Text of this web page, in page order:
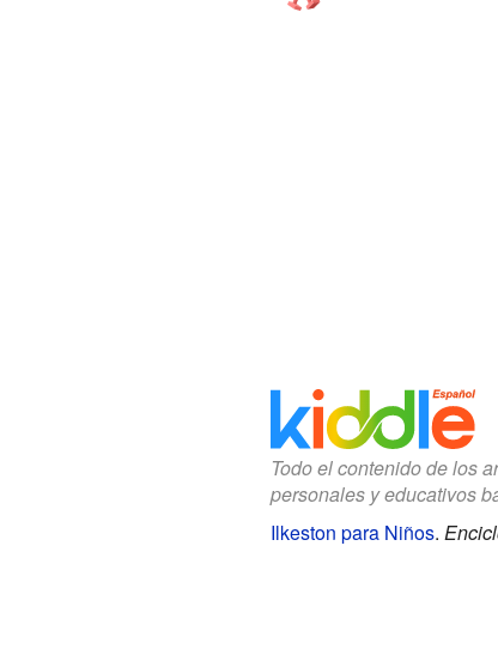
Todo el contenido de los
personales y educativos
Ilkeston para Niños.